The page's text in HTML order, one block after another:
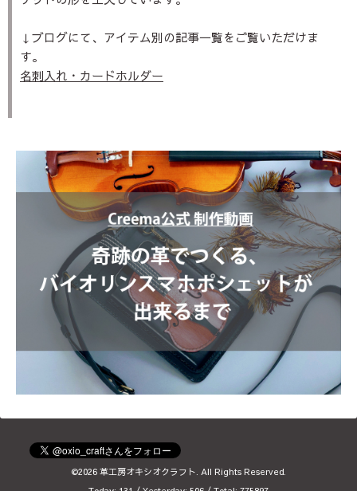
↓ブログにて、アイテム別の記事一覧をご覧いただけま
す。
名刺入れ・カードホルダー
©2026 革工房オキシオクラフト. All Rights Reserved.